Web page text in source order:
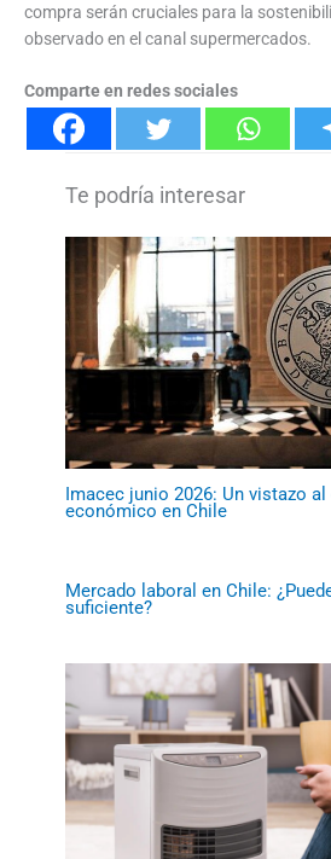
compra serán cruciales para la
observado en el canal supermercados.
Comparte en redes sociales
Imacec junio 2026: Un vistazo
económico en Chile
Mercado laboral en Chile:
suficiente?